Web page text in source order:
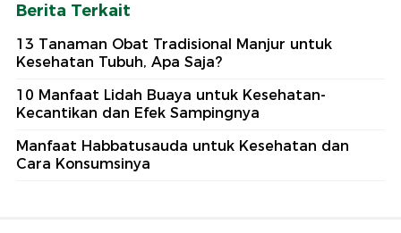
Berita Terkait
13 Tanaman Obat Tradisional Manjur untuk
Kesehatan Tubuh, Apa Saja?
10 Manfaat Lidah Buaya untuk Kesehatan-
Kecantikan dan Efek Sampingnya
Manfaat Habbatusauda untuk Kesehatan dan
Cara Konsumsinya